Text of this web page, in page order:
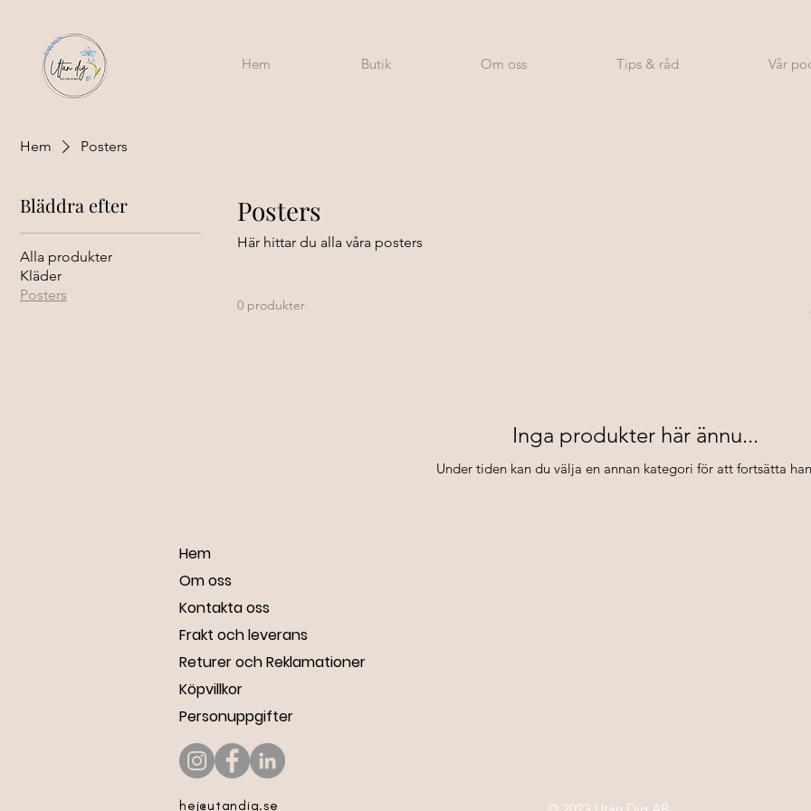
Hem Posters
Bläddra efter
Alla produkter
Kläder
Posters
Posters
Här hittar du alla våra posters
0 produkter
Inga produkter här ännu...
Under tiden kan du välja en annan kategori för att fortsätta
Hem Butik Om oss Tips & råd Vår
Hem
Om oss
Kontakta oss
Frakt och leverans
Returer och Reklamationer
Köpvillkor
Personuppgifter
hej@utandig.se